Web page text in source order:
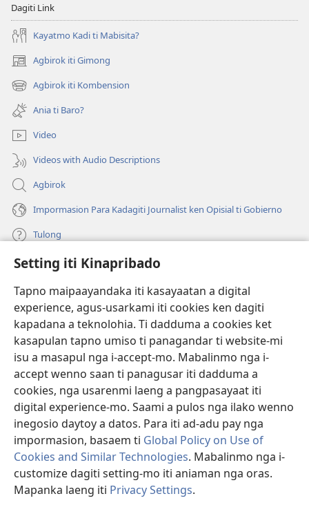
Setting iti Kinapribado
Tapno maipaayandaka iti kasayaatan a digital
experience, agus-usarkami iti cookies ken dagiti
kapadana a teknolohia. Ti dadduma a cookies ket
kasapulan tapno umiso ti panagandar ti website-mi
isu a masapul nga i-accept-mo. Mabalinmo nga i-
accept wenno saan ti panagusar iti dadduma a
cookies, nga usarenmi laeng a pangpasayaat iti
digital experience-mo. Saami a pulos nga ilako wenno
inegosio daytoy a datos. Para iti ad-adu pay nga
impormasion, basaem ti Global Policy on Use of
Cookies and Similar Technologies. Mabalinmo nga i-
customize dagiti setting-mo iti aniaman nga oras.
Mapanka laeng iti Privacy Settings.
Dagiti Link
Kayatmo Kadi ti Mabisita?
Agbirok iti Gimong
(manglukat
iti
baro
window)
Agbirok iti Kombension
(manglukat
iti
baro
a
window)
Ania ti Baro?
Video
Videos with Audio Descriptions
Agbirok
Impormasion Para Kadagiti Journalist ken Opisial ti Gobierno
Tulong
Donasion
(manglukat
iti
baro
a
window)
Watchtower ONLINE A LIBRARIA
(manglukat
iti
baro
a
JW Hub ®
(manglukat
iti
baro
window)
JW Library
Watchtower Library
Copyright© 2026 Watch Tower Bible and Tract Society of Pennsylvania.
PAGANNUROTAN ITI PANAGUSAR|PAGANNUROTAN ITI
KINAPRIBADO|SETTING ITI KINAPRIBADO